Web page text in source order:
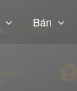
Bán